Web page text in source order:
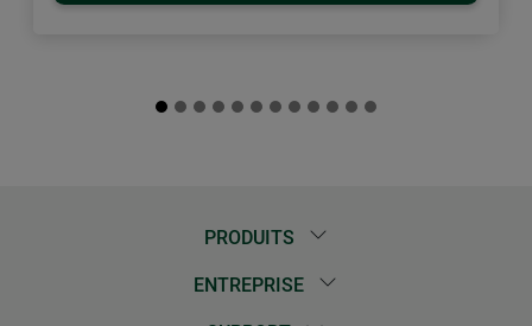
PRODUITS
ENTREPRISE